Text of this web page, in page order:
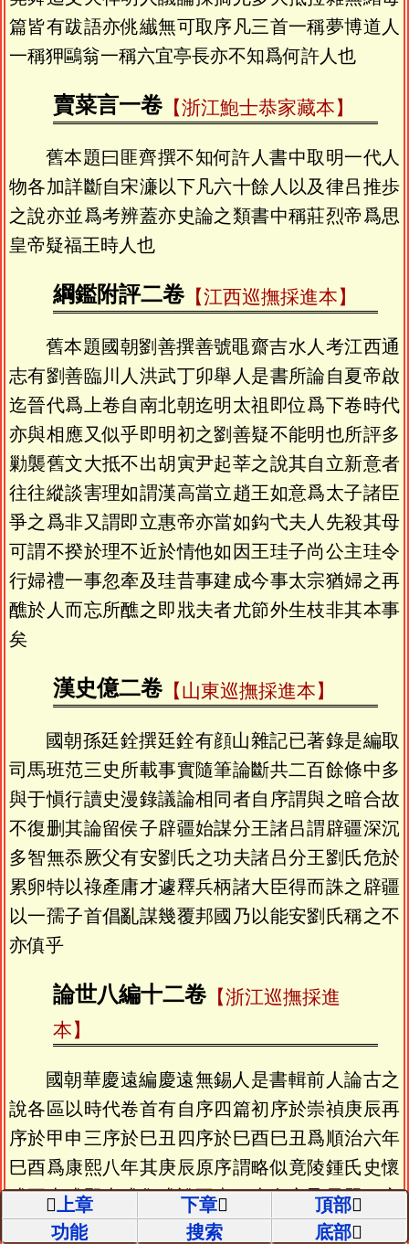
篇皆有跋語亦佻纎無可取序凡三首一稱夢博道人
一稱狎鷗翁一稱六宜亭長亦不知爲何許人也
賣菜言一卷【浙江鮑士恭家藏本】
舊本題曰匪齊撰不知何許人書中取明一代人
物各加詳斷自宋濓以下凡六十餘人以及律吕推歩
之說亦並爲考辨蓋亦史論之類書中稱莊烈帝爲思
皇帝疑福王時人也
綱鑑附評二卷【江西巡撫採進本】
舊本題國朝劉善撰善號黽齋吉水人考江西通
志有劉善臨川人洪武丁卯舉人是書所論自夏帝啟
迄晉代爲上卷自南北朝迄明太祖即位爲下卷時代
亦與相應又似乎即明初之劉善疑不能明也所評多
勦襲舊文大抵不出胡寅尹起莘之說其自立新意者
往往縱談害理如謂漢高當立趙王如意爲太子諸臣
爭之爲非又謂即立惠帝亦當如鈎弋夫人先殺其母
可謂不揆於理不近於情他如因王珪子尚公主珪令
行婦禮一事忽牽及珪昔事建成今事太宗猶婦之再
醮於人而忘所醮之即戕夫者尤節外生枝非其本事
矣
漢史億二卷【山東巡撫採進本】
國朝孫廷銓撰廷銓有顔山雜記已著錄是編取
司馬班范三史所載事實隨筆論斷共二百餘條中多
與于愼行讀史漫錄議論相同者自序謂與之暗合故
不復删其論留侯子辟疆始謀分王諸吕謂辟疆深沉
多智無忝厥父有安劉氏之功夫諸吕分王劉氏危於
累卵特以祿產庸才遽釋兵柄諸大臣得而誅之辟疆
以一孺子首倡亂謀幾覆邦國乃以能安劉氏稱之不
亦傎乎
論世八編十二卷【浙江巡撫採進
本】
國朝華慶遠編慶遠無錫人是書輯前人論古之
說各區以時代卷首有自序四篇初序於崇禎庚辰再
序於甲申三序於巳丑四序於巳酉巳丑爲順治六年
巳酉爲康熙八年其庚辰原序謂略似竟陵鍾氏史懷
或正史或野史或集或說不專一史久之盈冊題曰寒
窻歎後改名爲論世八編自一卷至四卷爲初編論自
上章 下章
頂部
功能
搜索 底部